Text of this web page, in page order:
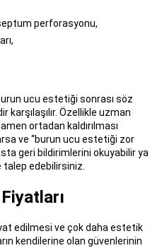
septum perforasyonu,
ucu estetiği sonrası söz
karşılaşılır. Özellikle uzman
ortadan kaldırılması
ve “burun ucu estetiği zor
geri bildirimlerini okuyabilir ya
talep edebilirsiniz.
edilmesi ve çok daha estetik
kendilerine olan güvenlerinin